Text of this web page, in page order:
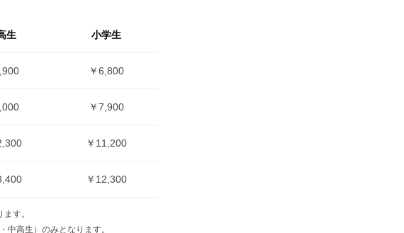
生 小学生
￥6,800
￥7,900
￥11,200
￥12,300
ます。
中高生）のみとなります。